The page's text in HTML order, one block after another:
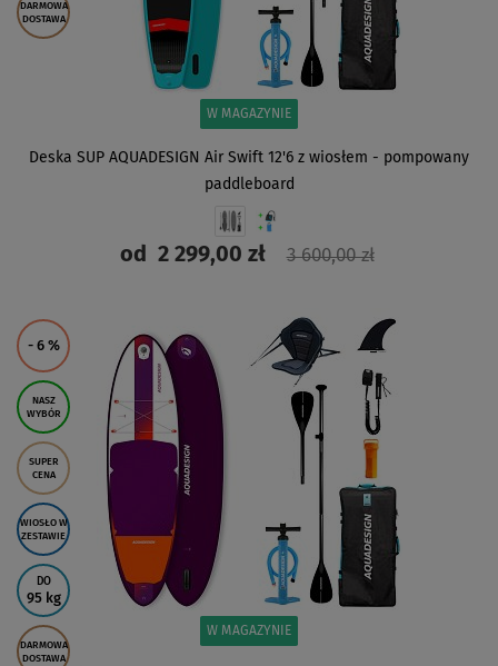
DARMOWA
DOSTAWA
W MAGAZYNIE
Deska SUP AQUADESIGN Air Swift 12'6 z wiosłem - pompowany
paddleboard
od2 299,00 zł 3 600,00 zł
- 6 %
NASZ
WYBÓR
SUPER
CENA
WIOSŁO W
ZESTAWIE
DO
95 kg
DARMOWA
DOSTAWA
W MAGAZYNIE